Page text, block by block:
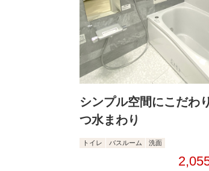
シンプル空間にこだわ
つ水まわり
トイレ バスルーム 洗面